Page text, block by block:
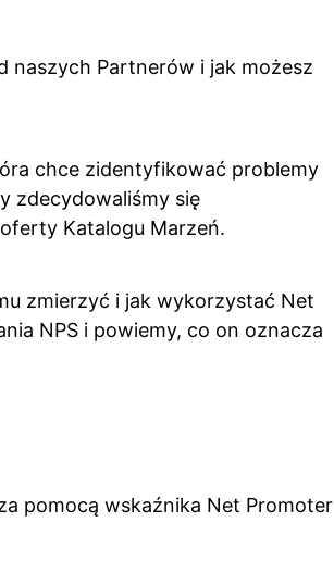
naszych Partnerów i jak możesz
chce zidentyfikować problemy
zdecydowaliśmy się
Katalogu Marzeń.
zmierzyć i jak wykorzystać Net
NPS i powiemy, co on oznacza
pomocą wskaźnika Net Promoter